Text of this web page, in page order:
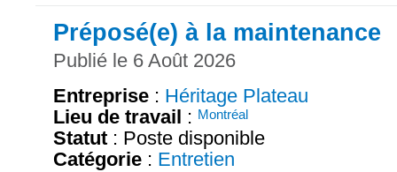
Préposé(e) à la maintenance
Publié le 6 Août 2026
Entreprise : Héritage Plateau
Lieu de travail : Montréal
Statut : Poste disponible
Catégorie : Entretien